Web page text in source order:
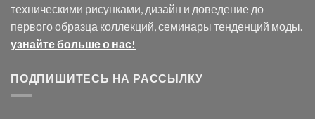
техническими рисунками, дизайн и доведение до
первого образца коллекций, семинары тенденций моды.
узнайте больше о нас!
ПОДПИШИТЕСЬ НА РАССЫЛКУ